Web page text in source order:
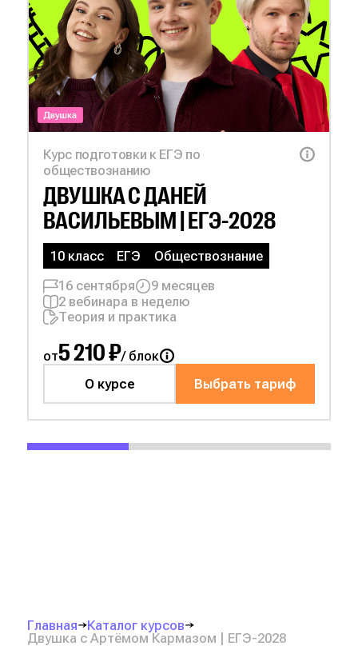
Курс подготовки к ЕГЭ по
обществознанию
ДВУШКА СДАНЕЙ
ВАСИЛЬЕВЫМ | ЕГЭ-2028
10 класс ЕГЭ
Обществознание
16 сентября
9 месяцев
2 вебинара в неделю
Теория и практика
от5 210 ₽/ блок
Выбрать тариф
О курсе
Главная
Каталог курсов
Двушка с Артёмом Кармазом | ЕГЭ-2028